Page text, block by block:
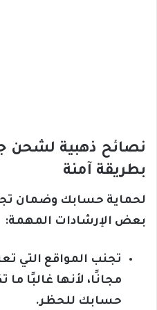
نصائح ذهبية لشحن
بطريقة آمنة
لحماية حسابك وضمان
بعض الإرشادات المهمة:
تجنب المواقع التي
مجانًا، لأنها غالبًا
حسابك للحظر.